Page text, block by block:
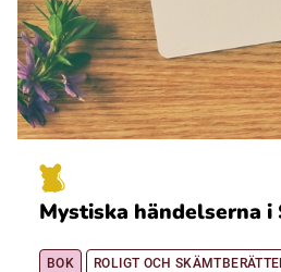
Mystiska händelserna i
BOK ROLIGT OCH